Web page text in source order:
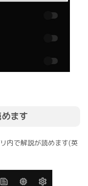
ます
内で解説が読めます(英